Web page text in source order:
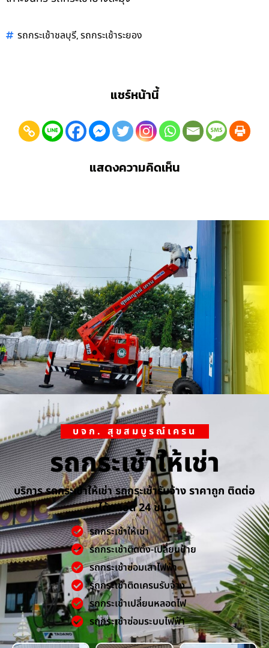
รถกระเช้าชลบุรี,รถกระเช้าระยอง
แชร์หน้านี้
แสดงความคิดเห็น
บจก. สุขสมบูรณ์เครน
รถกระเช้าให้เช่า
บริการ รถกระเช้าให้เช่า รถกระเช้ารับจ้าง ราคาถูก ติดต่อ
ได้ตลอด 24 ชม.
รถกระเช้าให้เช่า
รถกระเช้าติดตั้ง-เปลี่ยนป้าย
รถกระเช้าซ่อมเสาไฟฟ้า
รถกระเช้าติดเครนรับจ้าง
รถกระเช้าเปลี่ยนหลอดไฟ
รถกระเช้าซ่อมระบบไฟฟ้า